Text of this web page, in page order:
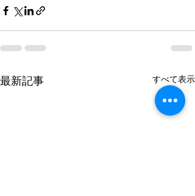
最新記事 すべて表示